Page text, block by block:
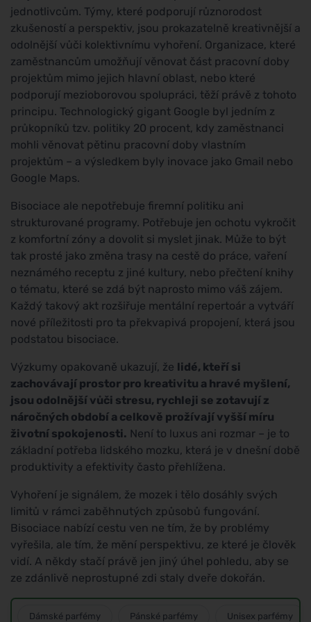
jednotlivcům. Týmy, které podporují různorodost
zkušeností a perspektiv, jsou prokazatelně kreativnější a
odolnější vůči kolektivnímu vyhoření. Organizace, které
zaměstnancům umožňují věnovat část pracovní doby
projektům mimo jejich hlavní oblast, nebo které
podporují mezioborovou spolupráci, těží právě z tohoto
principu. Technologický gigant Google byl jedním z
průkopníků tzv. politiky 20 procent, kdy zaměstnanci
mohli věnovat pětinu pracovní doby vlastním
projektům – a výsledkem byly inovace jako Gmail nebo
Google Maps.
Bisociace ale nepotřebuje firemní politiku ani
strukturované programy. Potřebuje jen ochotu vykročit
z komfortní zóny a dovolit si myslet jinak. Může to být
tak prosté jako změna trasy na cestě do práce, vaření
neznámého receptu z jiné kultury, nebo přečtení knihy
o tématu, které se zdá být naprosto mimo váš zájem.
Každý takový akt rozšiřuje mentální repertoár a vytváří
nové příležitosti pro ta překvapivá propojení, která jsou
podstatou bisociace.
Výzkumy opakovaně ukazují, že lidé, kteří si
zachovávají prostor pro kreativitu a hravé myšlení,
jsou odolnější vůči stresu, rychleji se zotavují z
náročných období a celkově prožívají vyšší míru
životní spokojenosti. Není to luxus ani rozmar – je to
základní potřeba lidského mozku, která je v dnešní době
produktivity a efektivity často přehlížena.
Vyhoření je signálem, že mozek i tělo dosáhly svých
limitů v rámci zaběhnutých způsobů fungování.
Bisociace nabízí cestu ven ne tím, že by problémy
vyřešila, ale tím, že mění perspektivu, ze které je člověk
vidí. A někdy stačí právě jen jiný úhel pohledu, aby se
ze zdánlivě neprostupné zdi staly dveře dokořán.
Dámské parfémy Pánské parfémy Unisex parfémy